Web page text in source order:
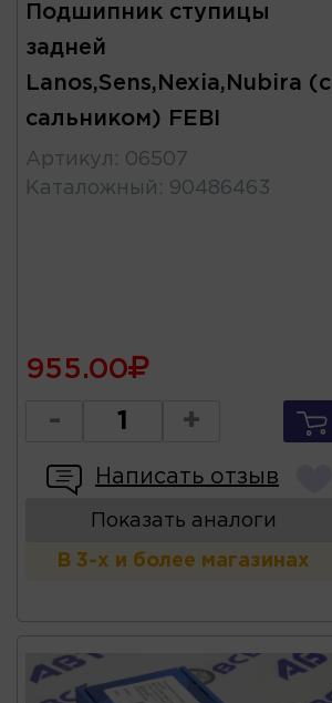
Подшипник ступицы
задней
Lanos,Sens,Nexia,Nubira (с
сальником) FEBI
Артикул : 06507
Каталожный : 90486463
955.00
- +
Написать отзыв
Показать аналоги
В 3-х и более магазинах